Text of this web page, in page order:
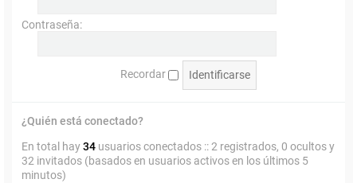
Contraseña:
Recordar
¿Quién está conectado?
En total hay34 usuarios conectados :: 2 registrados, 0 ocultos y
32 invitados (basados en usuarios activos en los últimos 5
minutos)